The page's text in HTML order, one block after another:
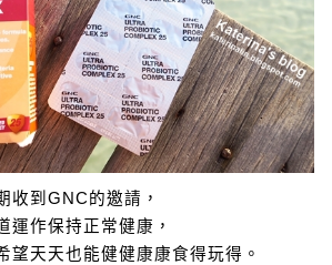
收到GNC的邀請，
運作保持正常健康，
望天天也能健健康康食得玩得。